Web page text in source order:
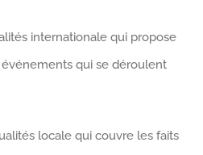
internationale qui propose
qui se déroulent
locale qui couvre les faits